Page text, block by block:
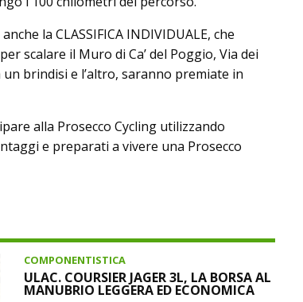
la CLASSIFICA INDIVIDUALE, che
scalare il Muro di Ca’ del Poggio, Via dei
brindisi e l’altro, saranno premiate in
alla Prosecco Cycling utilizzando
e preparati a vivere una Prosecco
COMPONENTISTICA
ULAC. COURSIER JAGER 3L, LA BORSA AL
MANUBRIO LEGGERA ED ECONOMICA